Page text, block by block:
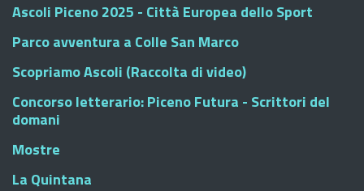
Ascoli Piceno 2025 - Città Europea dello Sport
Parco avventura a Colle San Marco
Scopriamo Ascoli (Raccolta di video)
Concorso letterario: Piceno Futura - Scrittori del
domani
Mostre
La Quintana